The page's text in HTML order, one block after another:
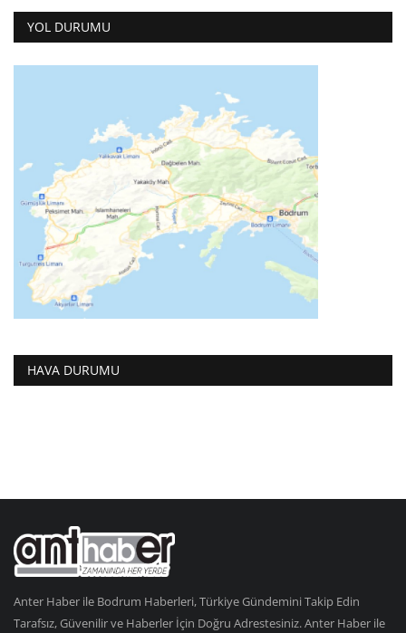
YOL DURUMU
HAVA DURUMU
Anter Haber ile Bodrum Haberleri, Türkiye Gündemini Takip Edin
Tarafsız, Güvenilir ve Haberler İçin Doğru Adrestesiniz. Anter Haber ile